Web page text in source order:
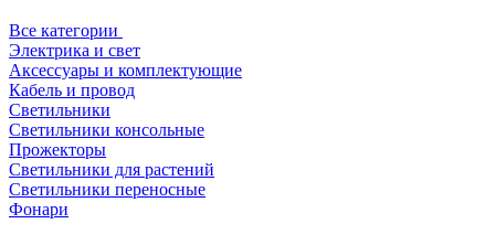
Все категории
Электрика и свет
Аксессуары и комплектующие
Кабель и провод
Светильники
Светильники консольные
Прожекторы
Светильники для растений
Светильники переносные
Фонари